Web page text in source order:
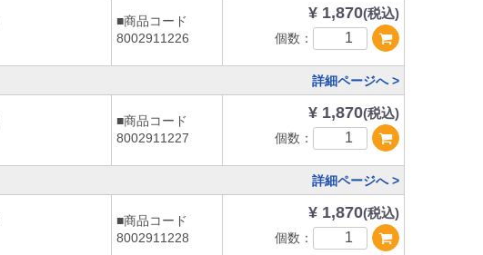
■商品コード
8002911226
¥ 1,870(税込)
個数：
詳細ページへ >
■商品コード
8002911227
¥ 1,870(税込)
個数：
詳細ページへ >
■商品コード
8002911228
¥ 1,870(税込)
個数：